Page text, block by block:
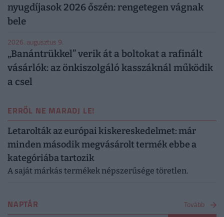
nyugdíjasok 2026 őszén: rengetegen vágnak
bele
2026. augusztus 9.
„Banántrükkel” verik át a boltokat a rafinált
vásárlók: az önkiszolgáló kasszáknál működik
a csel
ERRŐL NE MARADJ LE!
Letarolták az európai kiskereskedelmet: már
minden második megvásárolt termék ebbe a
kategóriába tartozik
A saját márkás termékek népszerűsége töretlen.
NAPTÁR Tovább